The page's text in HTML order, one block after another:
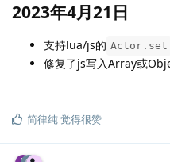
2023年4月21日
支持lua/js的 Actor.set
修复了js写入Array或
简律纯觉得很赞